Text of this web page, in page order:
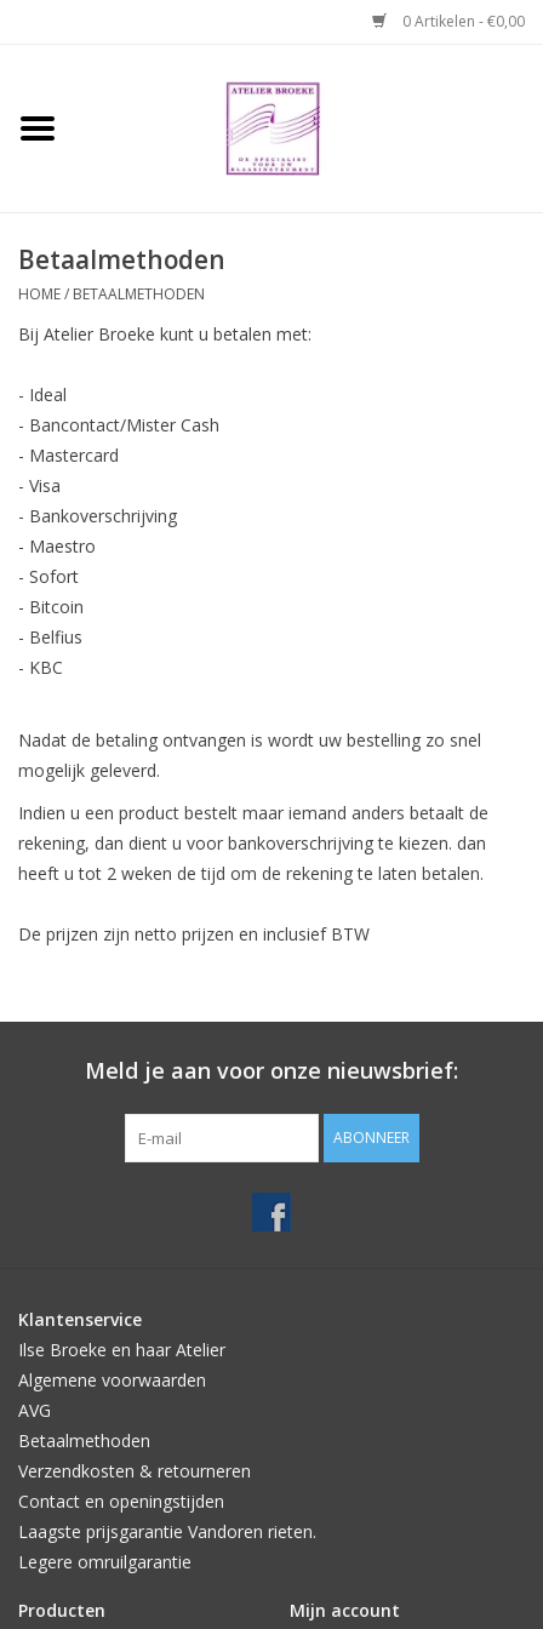
0 Artikelen - €0,00
Home
Reparaties en
Webshop
Verhuur hobo's
Merken
Betaalmethoden
HOME/ BETAALMETHODEN
Bij Atelier Broeke kunt u betalen met:
- Ideal
- Bancontact/Mister Cash
- Mastercard
- Visa
- Bankoverschrijving
- Maestro
- Sofort
- Bitcoin
- Belfius
- KBC
Nadat de betaling ontvangen is wordt uw bestelling zo snel
mogelijk geleverd.
Indien u een product bestelt maar iemand anders betaalt de
rekening, dan dient u voor bankoverschrijving te kiezen. dan
heeft u tot 2 weken de tijd om de rekening te laten betalen.
De prijzen zijn netto prijzen en inclusief BTW
Meld je aan voor onze nieuwsbrief:
ABONNEER
Klantenservice
Ilse Broeke en haar Atelier
Algemene voorwaarden
AVG
Betaalmethoden
Verzendkosten & retourneren
Contact en openingstijden
Laagste prijsgarantie Vandoren rieten.
Legere omruilgarantie
Producten
Mijn account